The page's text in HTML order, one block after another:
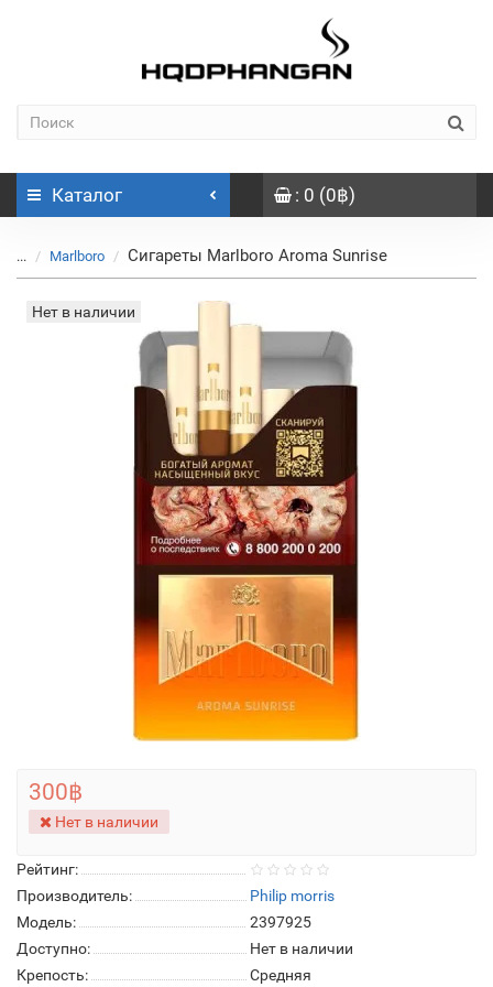
Каталог : 0 (0฿)
... Marlboro Сигареты Marlboro Aroma Sunrise
Нет в наличии
Рейтинг:
Производитель:
Philip morris
Модель:
2397925
Доступно:
Нет в наличии
Крепость:
Средняя
300฿
Нет в наличии